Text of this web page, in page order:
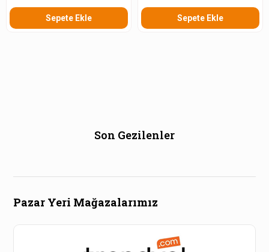
Sepete Ekle Sepete Ekle
Son Gezilenler
Pazar Yeri Mağazalarımız